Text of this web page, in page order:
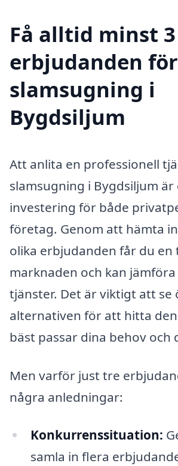
Få alltid minst 3
erbjudanden för
slamsugning i
Bygdsiljum
Att anlita en professionell
slamsugning i Bygdsiljum är
investering för både
företag. Genom att hämta
olika erbjudanden får du en
marknaden och kan
tjänster. Det är viktigt att se
alternativen för att hitta
bäst passar dina behov och
Men varför just tre
några anledningar:
Konkurrenssituation:
samla in flera